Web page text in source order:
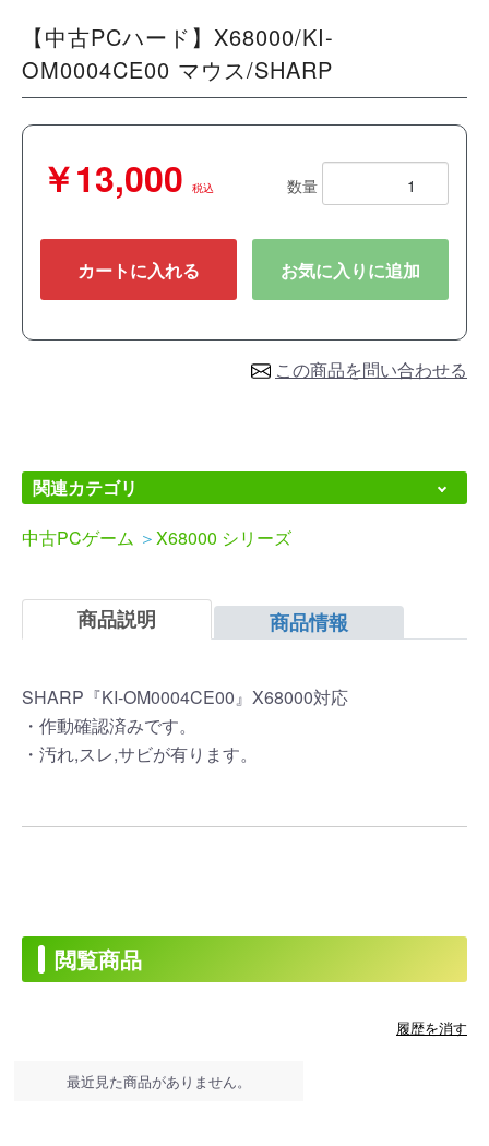
【中古PCハード】X68000/KI-
OM0004CE00 マウス/SHARP
￥13,000 税込 数量
カートに入れる お気に入りに追加
この商品を問い合わせる
関連カテゴリ
中古PCゲーム ＞X68000 シリーズ
商品説明 商品情報
SHARP『KI-OM0004CE00』X68000対応
・作動確認済みです。
・汚れ,スレ,サビが有ります。
閲覧商品
履歴を消す
最近見た商品がありません。